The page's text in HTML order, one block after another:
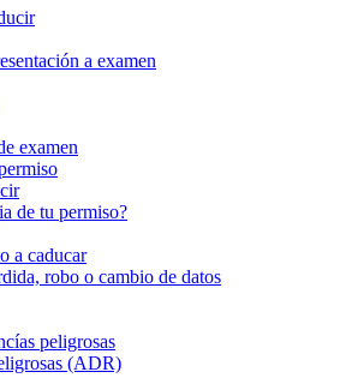
a examen
examen
de tu permiso?
a caducar
robo o cambio de datos
peligrosas
(ADR)